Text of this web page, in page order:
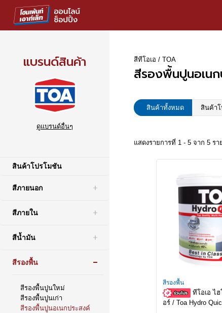
แบรนด์สินค้า
ดูแบรนด์อื่นๆ
สินค้าโปรโมชัน
สีภายนอก
สีภายใน
สีน้ำมัน
สีรองพื้น
สีรองพื้นปูนใหม่
สีรองพื้นปูนเก่า
สีรองพื้นปูนอเนกประสงค์
สีทีโอเอ / TOA
สีรองพื้นปูนอเน
สินค้าทั้งหมด สินค้า
แสดงรายการที่ 1 - 5 จาก 5 รา
สีรองพื้น
ทีโอเอ ไ
อร์ / Toa Hydro